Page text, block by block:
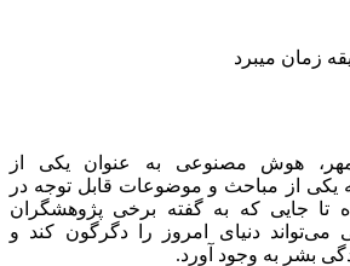
هوش مصنوعی به عنوان یکی از
یکی از مباحث و موضوعات قابل توجه در
تا جایی که به گفته برخی پژوهشگران
دنیای امروز را دگرگون کند و
بشر به وجود آورد.